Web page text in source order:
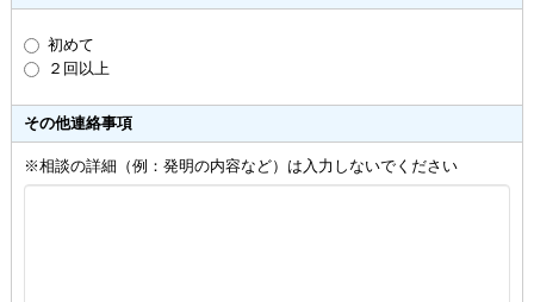
初めて
２回以上
その他連絡事項
※相談の詳細（例：発明の内容など）は入力しないでください